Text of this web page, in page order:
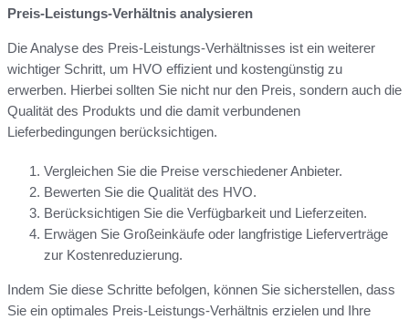
Preis-Leistungs-Verhältnis analysieren
Die Analyse des Preis-Leistungs-Verhältnisses ist ein weiterer
wichtiger Schritt, um HVO effizient und kostengünstig zu
erwerben. Hierbei sollten Sie nicht nur den Preis, sondern auch die
Qualität des Produkts und die damit verbundenen
Lieferbedingungen berücksichtigen.
Vergleichen Sie die Preise verschiedener Anbieter.
Bewerten Sie die Qualität des HVO.
Berücksichtigen Sie die Verfügbarkeit und Lieferzeiten.
Erwägen Sie Großeinkäufe oder langfristige Lieferverträge
zur Kostenreduzierung.
Indem Sie diese Schritte befolgen, können Sie sicherstellen, dass
Sie ein optimales Preis-Leistungs-Verhältnis erzielen und Ihre